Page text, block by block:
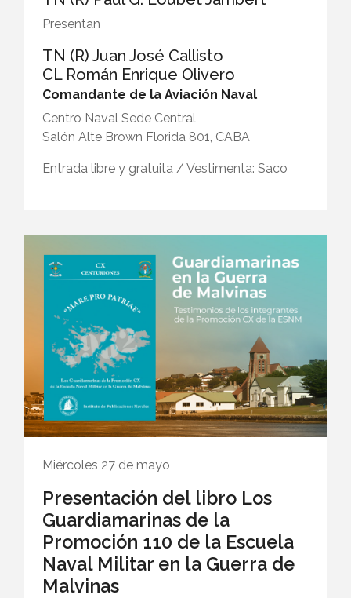
Presentan
TN (R) Juan José Callisto
CL Román Enrique Olivero
Comandante de la Aviación Naval
Centro Naval Sede Central
Salón Alte Brown Florida 801, CABA
Entrada libre y gratuita / Vestimenta: Saco
Miércoles 27 de mayo
Presentación del libro Los
Guardiamarinas de la
Promoción 110 de la Escuela
Naval Militar en la Guerra de
Malvinas